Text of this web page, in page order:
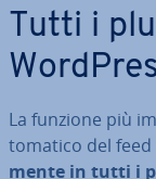
Tutti i
La funzione più
to­ma­ti­co del
men­te in tutti i